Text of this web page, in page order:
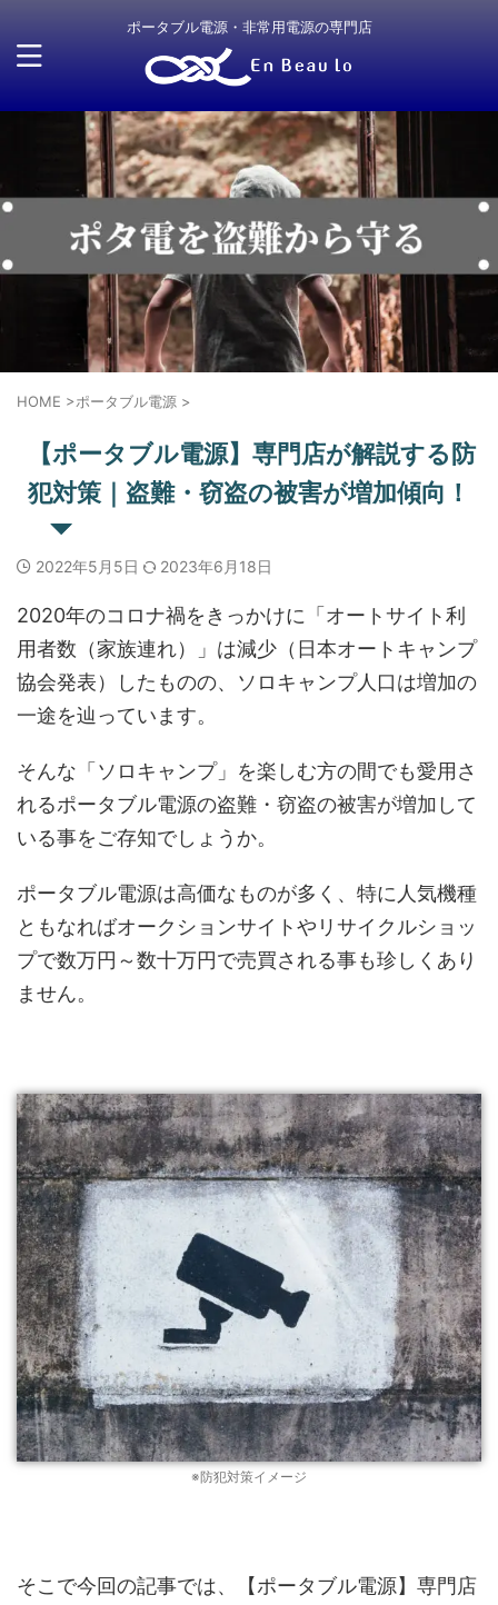
ポータブル電源・非常用電源の専門店
HOME >ポータブル電源 >
【ポータブル電源】専門店が解説する防
犯対策｜盗難・窃盗の被害が増加傾向！
2022年5月5日 2023年6月18日
2020年のコロナ禍をきっかけに「オートサイト利
用者数（家族連れ）」は減少（日本オートキャンプ
協会発表）したものの、 ソロキャンプ人口は増加の
一途を辿っています。
そんな「ソロキャンプ」を楽しむ方の間でも愛用さ
れるポータブル電源の盗難・窃盗の被害が増加して
いる事をご存知でしょうか。
ポータブル電源は高価なものが多く、特に人気機種
ともなればオークションサイトやリサイクルショッ
プで数万円～数十万円で売買される事も珍しくあり
ません。
※防犯対策イメージ
そこで今回の記事では、【ポータブル電源】専門店